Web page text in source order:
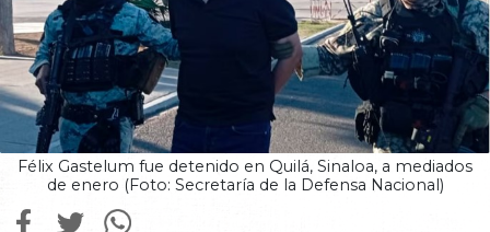
Félix Gastelum fue detenido en Quilá, Sinaloa, a mediados
de enero (Foto: Secretaría de la Defensa Nacional)